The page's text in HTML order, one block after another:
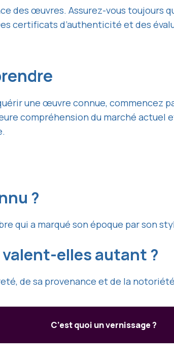
des œuvres. Assurez-vous toujours
certificats d’authenticité et des
une œuvre connue, commencez
compréhension du marché actuel
?
qui a marqué son époque par son
elles autant ?
de sa provenance et de la
C’est quoi un vernissage ?